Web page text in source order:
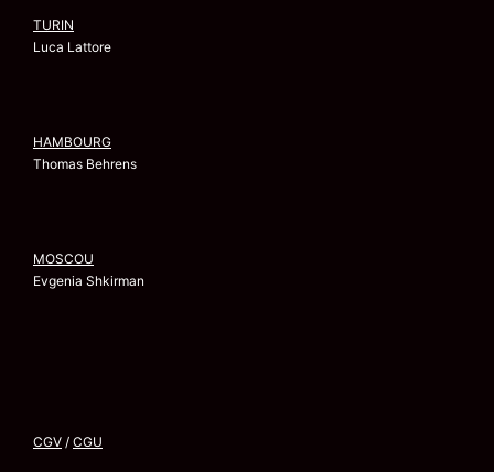
TURIN
Luca Lattore
HAMBOURG
Thomas Behrens
MOSCOU
Evgenia Shkirman
CGV / CGU